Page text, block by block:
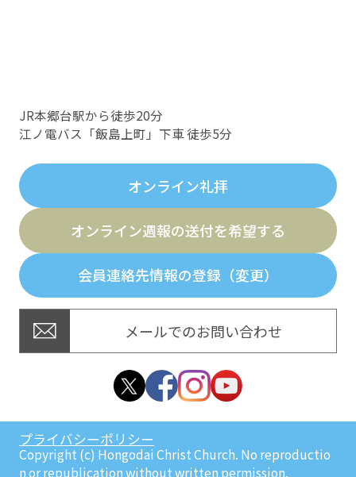
JR本郷台駅から徒歩20分
江ノ電バス「飯島上町」下車 徒歩5分
オンライン礼拝
オンライン週報の送付を希望する
会員連絡先情報の登録（変更）
メールでのお問い合わせ
プライバシーポリシー
Copyright (c) Hongodai Christ Church. No reproductio
n or republication without written permission.